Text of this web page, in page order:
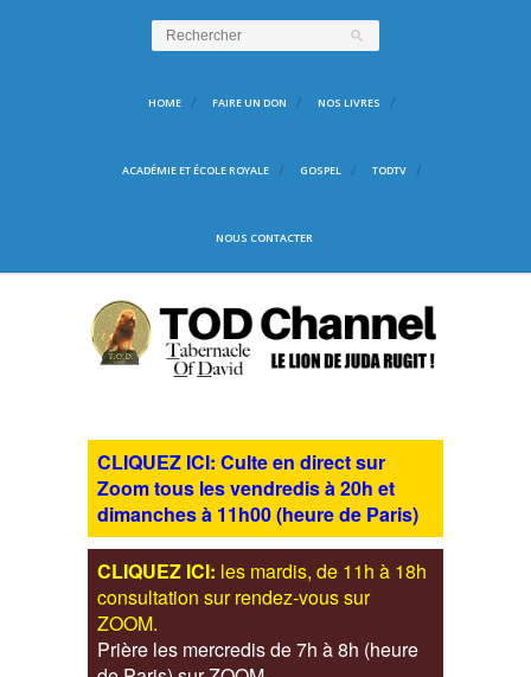
HOME FAIRE UN DON NOS LIVRES
ACADÉMIE ET ÉCOLE ROYALE GOSPEL TODTV
NOUS CONTACTER
CLIQUEZ ICI: Culte en direct sur
Zoom tous les vendredis à 20h et
dimanches à 11h00 (heure de Paris)
CLIQUEZ ICI: les mardis, de 11h à 18h
consultation sur rendez-vous sur
ZOOM.
Prière les mercredis de 7h à 8h (heure